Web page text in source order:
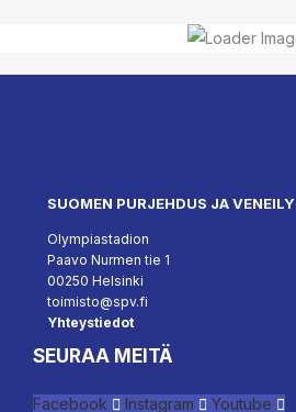
SUOMEN PURJEHDUS JA VENEILY
Olympiastadion
Paavo Nurmen tie 1
00250 Helsinki
toimisto@spv.fi
Yhteystiedot
SEURAA MEITÄ
Facebook Instagram Youtube